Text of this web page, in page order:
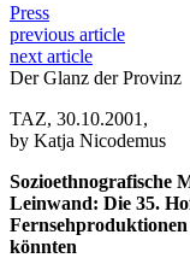
Press
previous article
next article
Der Glanz der Provinz
TAZ, 30.10.2001,
by Katja Nicodemus
Sozioethnografische
Leinwand: Die 35.
könnten